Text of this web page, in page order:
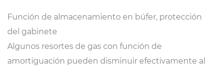
Función de almacenamiento en búfer, protección
del gabinete
Algunos resortes de gas con función de
amortiguación pueden disminuir efectivamente al